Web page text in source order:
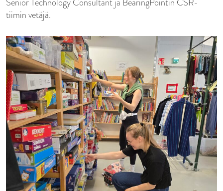
tiimin vetäjä.